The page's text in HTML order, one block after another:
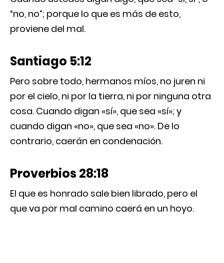
“no, no”; porque lo que es más de esto,
proviene del mal.
Santiago 5:12
Pero sobre todo, hermanos míos, no juren ni
por el cielo, ni por la tierra, ni por ninguna otra
cosa. Cuando digan «sí», que sea «sí»; y
cuando digan «no», que sea «no». De lo
contrario, caerán en condenación.
Proverbios 28:18
El que es honrado sale bien librado, pero el
que va por mal camino caerá en un hoyo.